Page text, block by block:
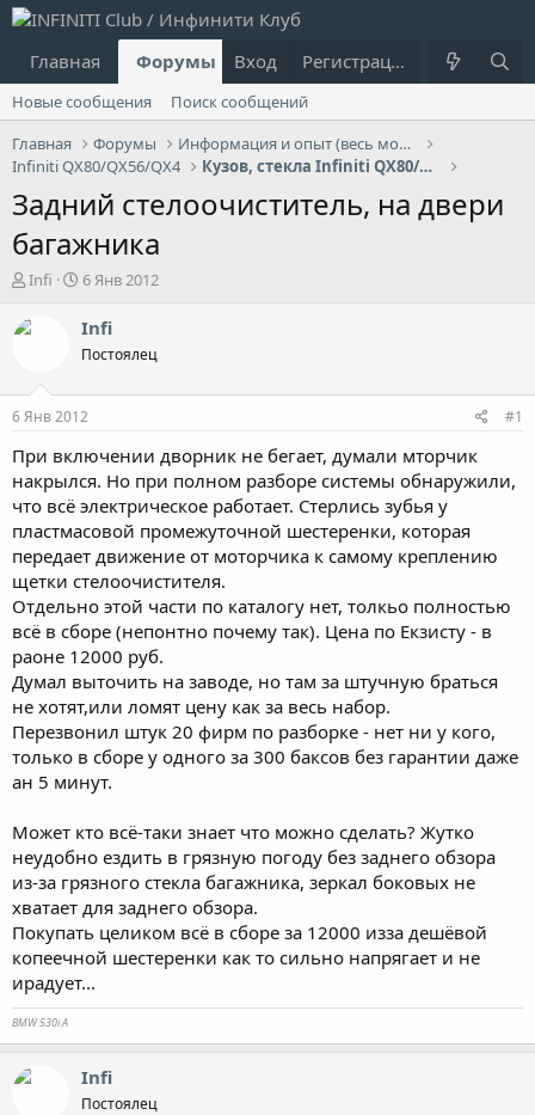
Главная Форумы Что нового?
Вход Регистрация
Новые сообщения
Поиск сообщений
Главная
Форумы
Информация и опыт (весь модельный ряд Infiniti)
Infiniti QX80/QX56/QX4
Кузов, стекла Infiniti QX80/QX56/QX4
Задний стелоочиститель, на двери
багажника
А
т
е
м
ы
Infi
Д
т
н
ч
а
л
6 Янв 2012
Infi
Постоялец
6 Янв 2012 #1
При включении дворник не бегает, думали мторчик
накрылся. Но при полном разборе системы обнаружили,
что всё электрическое работает. Стерлись зубья у
пластмасовой промежуточной шестеренки, которая
передает движение от моторчика к самому креплению
щетки стелоочистителя.
Отдельно этой части по каталогу нет, толкьо полностью
всё в сборе (непонтно почему так). Цена по Екзисту - в
раоне 12000 руб.
Думал выточить на заводе, но там за штучную браться
не хотят,или ломят цену как за весь набор.
Перезвонил штук 20 фирм по разборке - нет ни у кого,
только в сборе у одного за 300 баксов без гарантии даже
ан 5 минут.
Может кто всё-таки знает что можно сделать? Жутко
неудобно ездить в грязную погоду без заднего обзора
из-за грязного стекла багажника, зеркал боковых не
хватает для заднего обзора.
Покупать целиком всё в сборе за 12000 изза дешёвой
копеечной шестеренки как то сильно напрягает и не
ирадует...
BMW 530i A
Infi
Постоялец